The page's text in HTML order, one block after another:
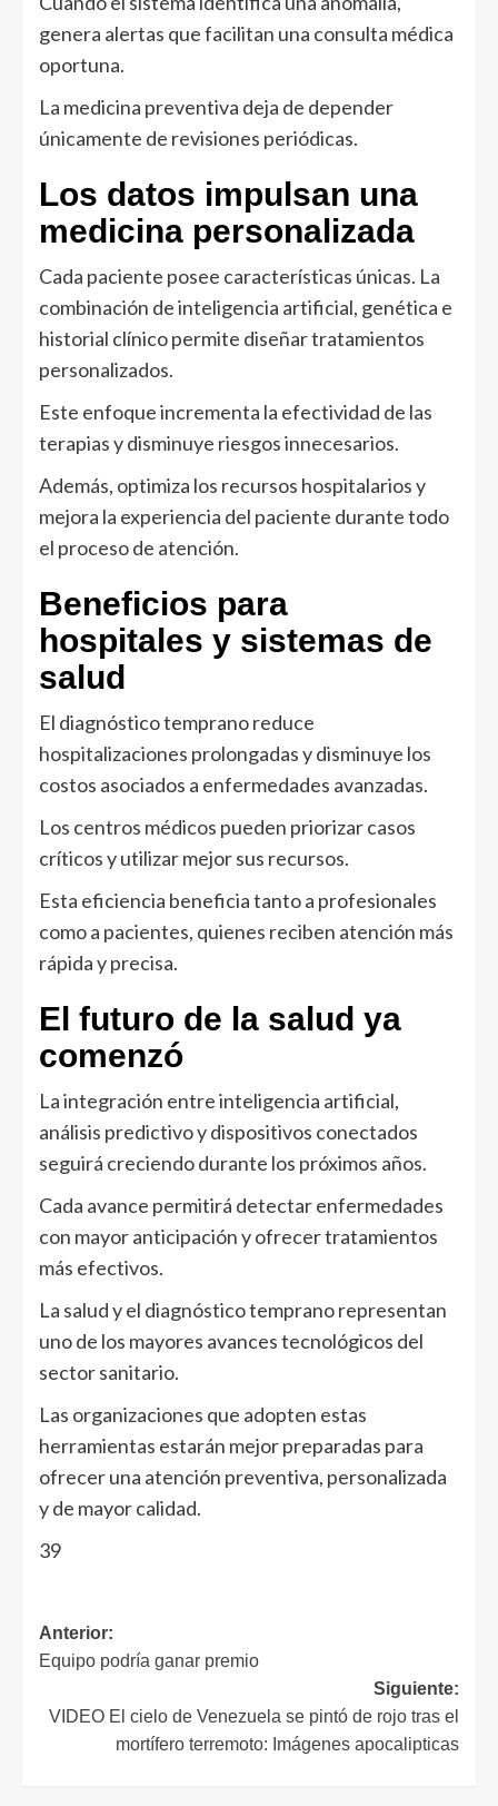
genera alertas que facilitan una consulta médica
oportuna.
La medicina preventiva deja de depender
únicamente de revisiones periódicas.
Los datos impulsan una
medicina personalizada
Cada paciente posee características únicas. La
combinación de inteligencia artificial, genética e
historial clínico permite diseñar tratamientos
personalizados.
Este enfoque incrementa la efectividad de las
terapias y disminuye riesgos innecesarios.
Además, optimiza los recursos hospitalarios y
mejora la experiencia del paciente durante todo
el proceso de atención.
Beneficios para
hospitales y sistemas de
salud
El diagnóstico temprano reduce
hospitalizaciones prolongadas y disminuye los
costos asociados a enfermedades avanzadas.
Los centros médicos pueden priorizar casos
críticos y utilizar mejor sus recursos.
Esta eficiencia beneficia tanto a profesionales
como a pacientes, quienes reciben atención más
rápida y precisa.
El futuro de la salud ya
comenzó
La integración entre inteligencia artificial,
análisis predictivo y dispositivos conectados
seguirá creciendo durante los próximos años.
Cada avance permitirá detectar enfermedades
con mayor anticipación y ofrecer tratamientos
más efectivos.
La salud y el diagnóstico temprano representan
uno de los mayores avances tecnológicos del
sector sanitario.
Las organizaciones que adopten estas
herramientas estarán mejor preparadas para
ofrecer una atención preventiva, personalizada
y de mayor calidad.
39
Anterior:
Equipo podría ganar premio
Siguiente:
VIDEO El cielo de Venezuela se pintó de rojo tras el
mortífero terremoto: Imágenes apocalipticas